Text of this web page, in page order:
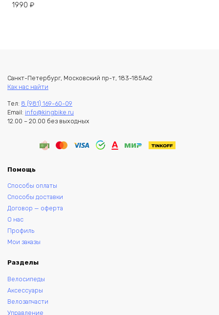
1990 ₽
Санкт-Петербург, Московский пр-т, 183-185Ак2
Как нас найти
Тел: 8 (981) 169-60-09
Email: info@kingbike.ru
12.00 – 20.00 без выходных
Помощь
Способы оплаты
Способы доставки
Договор — оферта
О нас
Профиль
Мои заказы
Разделы
Велосипеды
Аксессуары
Велозапчасти
Управление